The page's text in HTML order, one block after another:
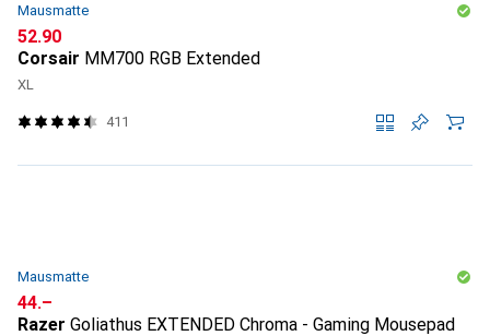
Mausmatte
CHF
52.90
Corsair MM700 RGB Extended
XL
411
Mausmatte
CHF
44.–
Razer Goliathus EXTENDED Chroma - Gaming Mousepad